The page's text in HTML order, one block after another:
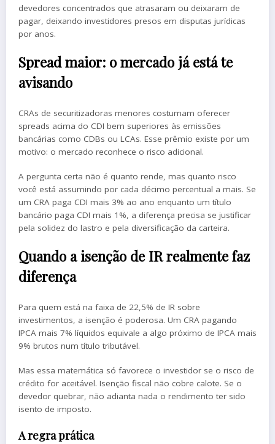
devedores concentrados que atrasaram ou deixaram de
pagar, deixando investidores presos em disputas jurídicas
por anos.
Spread maior: o mercado já está te
avisando
CRAs de securitizadoras menores costumam oferecer
spreads acima do CDI bem superiores às emissões
bancárias como CDBs ou LCAs. Esse prêmio existe por um
motivo: o mercado reconhece o risco adicional.
A pergunta certa não é quanto rende, mas quanto risco
você está assumindo por cada décimo percentual a mais. Se
um CRA paga CDI mais 3% ao ano enquanto um título
bancário paga CDI mais 1%, a diferença precisa se justificar
pela solidez do lastro e pela diversificação da carteira.
Quando a isenção de IR realmente faz
diferença
Para quem está na faixa de 22,5% de IR sobre
investimentos, a isenção é poderosa. Um CRA pagando
IPCA mais 7% líquidos equivale a algo próximo de IPCA mais
9% brutos num título tributável.
Mas essa matemática só favorece o investidor se o risco de
crédito for aceitável. Isenção fiscal não cobre calote. Se o
devedor quebrar, não adianta nada o rendimento ter sido
isento de imposto.
A regra prática